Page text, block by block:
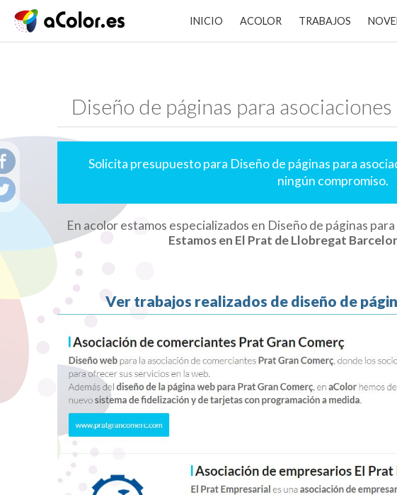
INICIO ACOLOR TRABAJOS
Diseño de páginas para
Solicita presupuesto para Diseño de páginas para
ningún compromiso.
En acolor estamos especializados en Diseño de páginas
Estamos en El Prat de Llobregat
Ver trabajos realizados de diseño de